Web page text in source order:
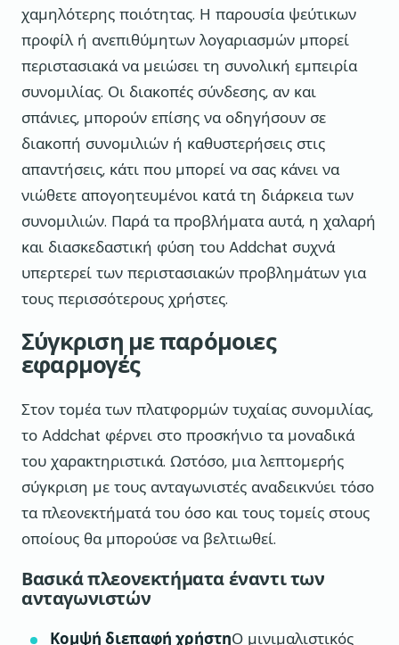
χαμηλότερης ποιότητας. Η παρουσία ψεύτικων
προφίλ ή ανεπιθύμητων λογαριασμών μπορεί
περιστασιακά να μειώσει τη συνολική εμπειρία
συνομιλίας. Οι διακοπές σύνδεσης, αν και
σπάνιες, μπορούν επίσης να οδηγήσουν σε
διακοπή συνομιλιών ή καθυστερήσεις στις
απαντήσεις, κάτι που μπορεί να σας κάνει να
νιώθετε απογοητευμένοι κατά τη διάρκεια των
συνομιλιών. Παρά τα προβλήματα αυτά, η χαλαρή
και διασκεδαστική φύση του Addchat συχνά
υπερτερεί των περιστασιακών προβλημάτων για
τους περισσότερους χρήστες.
Σύγκριση με παρόμοιες
εφαρμογές
Στον τομέα των πλατφορμών τυχαίας συνομιλίας,
το Addchat φέρνει στο προσκήνιο τα μοναδικά
του χαρακτηριστικά. Ωστόσο, μια λεπτομερής
σύγκριση με τους ανταγωνιστές αναδεικνύει τόσο
τα πλεονεκτήματά του όσο και τους τομείς στους
οποίους θα μπορούσε να βελτιωθεί.
Βασικά πλεονεκτήματα έναντι των
ανταγωνιστών
Κομψή διεπαφή χρήστηΟ μινιμαλιστικός